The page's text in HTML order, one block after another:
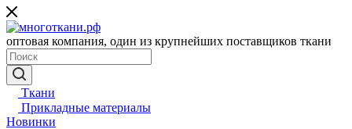
оптовая компания, один из крупнейших поставщиков ткани
Ткани
Прикладные материалы
Новинки